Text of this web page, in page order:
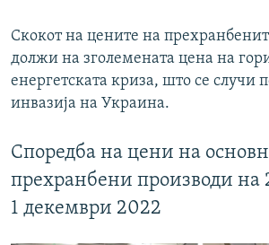
Скокот на цените на
должи на зголемената цена на
енергетската криза, што се случи
инвазија на Украина.
Споредба на цени на
прехранбени производи на
1 декември 2022